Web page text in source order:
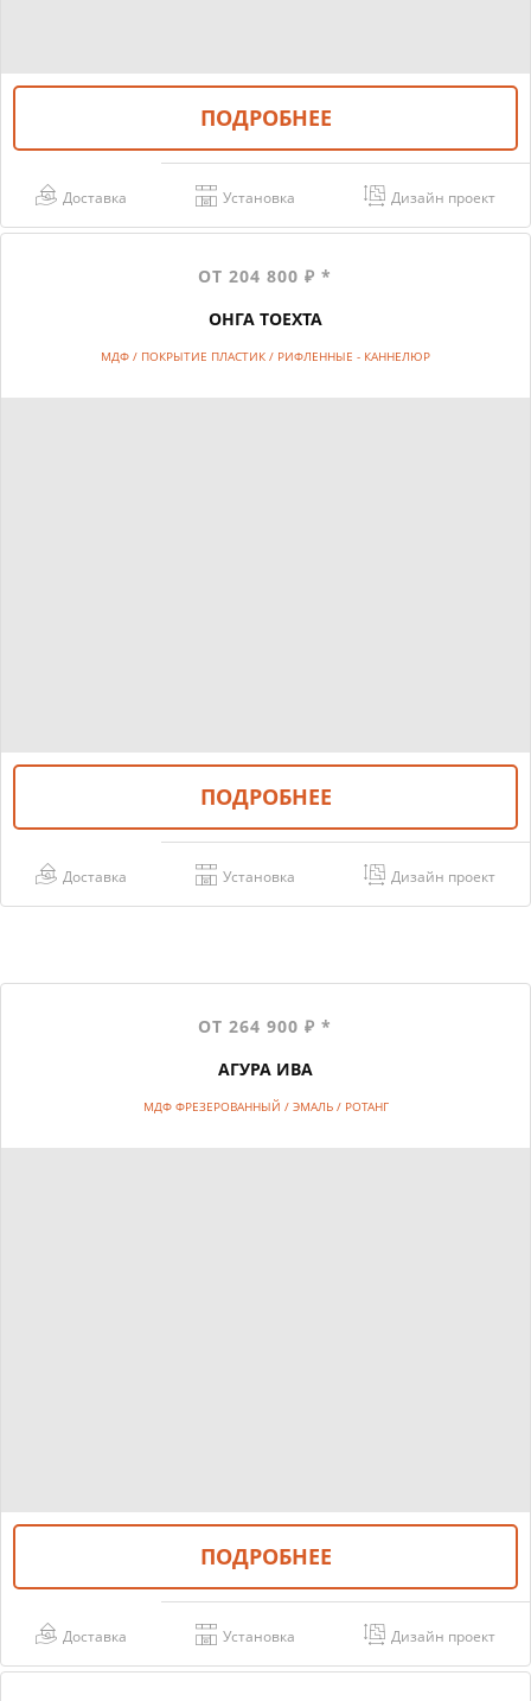
ПОДРОБНЕЕ
Доставка Установка Дизайн проект
ОТ 204 800 ₽ *
ОНГА ТОЕХТА
МДФ / ПОКРЫТИЕ ПЛАСТИК / РИФЛЕННЫЕ - КАННЕЛЮР
ПОДРОБНЕЕ
Доставка Установка Дизайн проект
ОТ 264 900 ₽ *
АГУРА ИВА
МДФ ФРЕЗЕРОВАННЫЙ / ЭМАЛЬ / РОТАНГ
ПОДРОБНЕЕ
Доставка Установка Дизайн проект